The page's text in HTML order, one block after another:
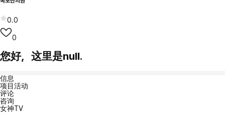
0.0
0
您好，这里是null.
信息
项目活动
评论
咨询
女神TV